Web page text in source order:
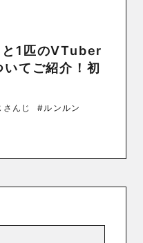
と1匹のVTuber
いてご紹介！初
んじ
#ルンルン